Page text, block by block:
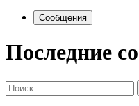
Сообщения
Последние